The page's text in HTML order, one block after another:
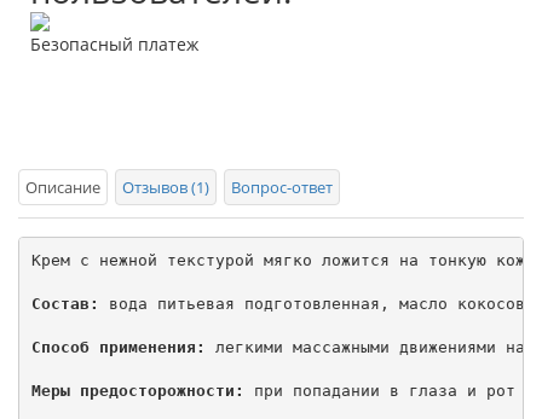
Безопасный платеж
Описание Отзывов (1) Вопрос-ответ
Крем с нежной текстурой мягко ложится на тонкую
Состав: вода питьевая подготовленная, масло
Способ применения: легкими массажными движениями
Меры предосторожности: при попадании в глаза и рот